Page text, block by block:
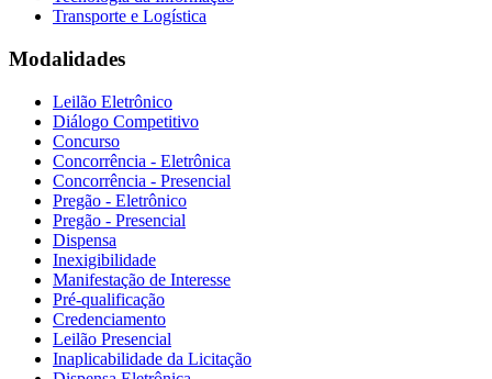
Transporte e Logística
Modalidades
Leilão Eletrônico
Diálogo Competitivo
Concurso
Concorrência - Eletrônica
Concorrência - Presencial
Pregão - Eletrônico
Pregão - Presencial
Dispensa
Inexigibilidade
Manifestação de Interesse
Pré-qualificação
Credenciamento
Leilão Presencial
Inaplicabilidade da Licitação